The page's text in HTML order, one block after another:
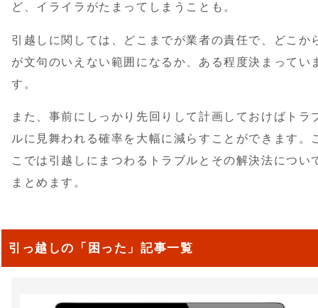
ど、イライラがたまってしまうことも。
引越しに関しては、どこまでが業者の責任で、どこか
が文句のいえない範囲になるか、ある程度決まってい
す。
また、事前にしっかり先回りして計画しておけばトラ
ルに見舞われる確率を大幅に減らすことができます。
こでは引越しにまつわるトラブルとその解決法につい
まとめます。
引っ越しの「困った」記事一覧